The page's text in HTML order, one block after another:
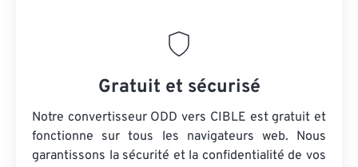
Gratuit et sécurisé
Notre convertisseur ODD vers CIBLE est gratuit et
fonctionne sur tous les navigateurs web. Nous
garantissons la sécurité et la confidentialité de vos